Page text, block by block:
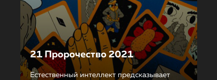
21 Пророчество 2021
Естественный интеллект предсказывает